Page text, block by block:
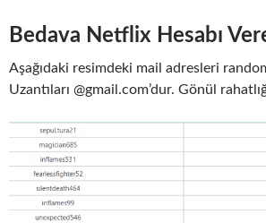
Bedava Netflix Hesabı
Aşağıdaki resimdeki mail adresleri
Uzantıları @gmail.com’dur. Gönül